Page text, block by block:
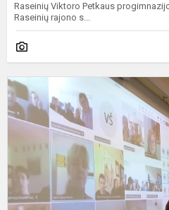
Raseinių Viktoro Petkaus
Raseinių rajono s...